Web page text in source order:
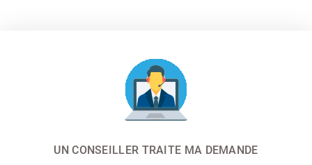
UN CONSEILLER TRAITE MA DEMANDE